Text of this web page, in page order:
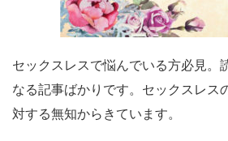
セックスレスで悩んでいる方必見。
なる記事ばかりです。セックスレス
対する無知からきています。